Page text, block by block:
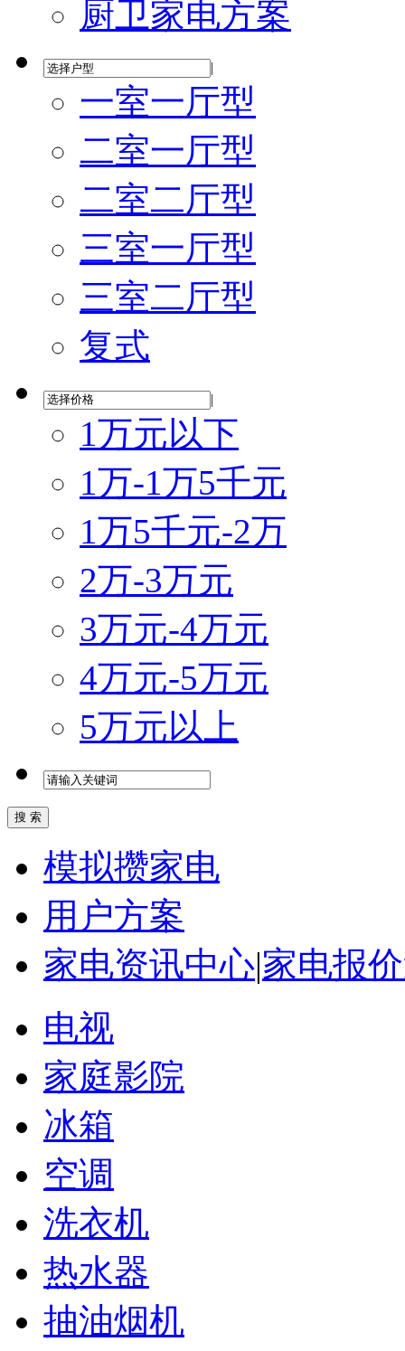
厨卫家电方案
|
一室一厅型
二室一厅型
二室二厅型
三室一厅型
三室二厅型
复式
|
1万元以下
1万-1万5千元
1万5千元-2万
2万-3万元
3万元-4万元
4万元-5万元
5万元以上
模拟攒家电
用户方案
家电资讯中心|家电报
电视
家庭影院
冰箱
空调
洗衣机
热水器
抽油烟机